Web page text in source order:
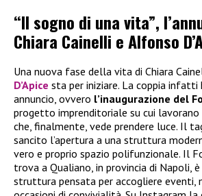
“Il sogno di una vita”,
Chiara Cainelli e Alfonso
Una nuova fase della vita di Chiara
D’Apice sta per iniziare. La coppia
annuncio, ovvero l’inaugurazione del
progetto imprenditoriale su cui lavorano
che, finalmente, vede prendere luce. Il
sancito l’apertura a una struttura
vero e proprio spazio polifunzionale. Il
trova a Qualiano, in provincia di Napoli,
struttura pensata per accogliere eventi,